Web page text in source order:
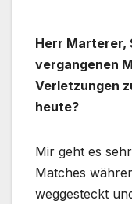
Herr Marterer,
vergangenen
Verletzungen
heute?
Mir geht es
Matches
weggesteckt